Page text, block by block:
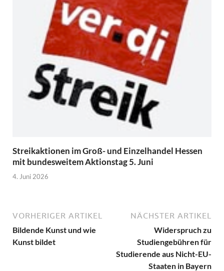
Streikaktionen im Groß- und Einzelhandel Hessen
mit bundesweitem Aktionstag 5. Juni
4. Juni 2026
VORHERIGER ARTIKEL
Bildende Kunst und wie
Kunst bildet
NÄCHSTER ARTIKEL
Widerspruch zu
Studiengebühren für
Studierende aus Nicht-EU-
Staaten in Bayern